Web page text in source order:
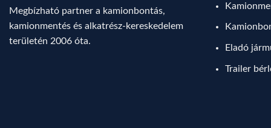
Megbízható partner a kamionbontás,
kamionmentés és alkatrész-kereskedelem
területén 2006 óta.
Eladó
Trailer